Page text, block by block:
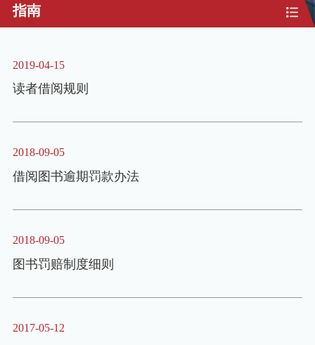
指南
2019-04-15
读者借阅规则
2018-09-05
借阅图书逾期罚款办法
2018-09-05
图书罚赔制度细则
2017-05-12